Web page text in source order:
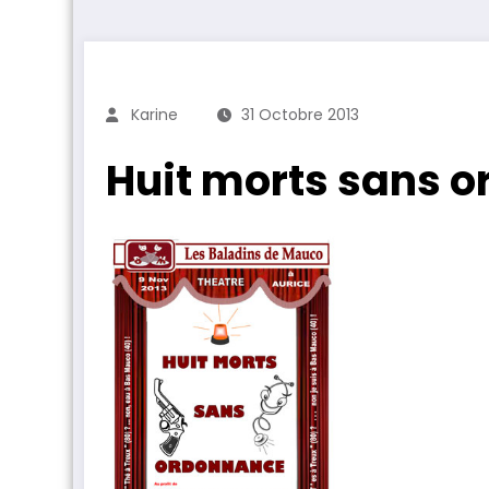
Karine 31 Octobre 2013
Huit morts sans